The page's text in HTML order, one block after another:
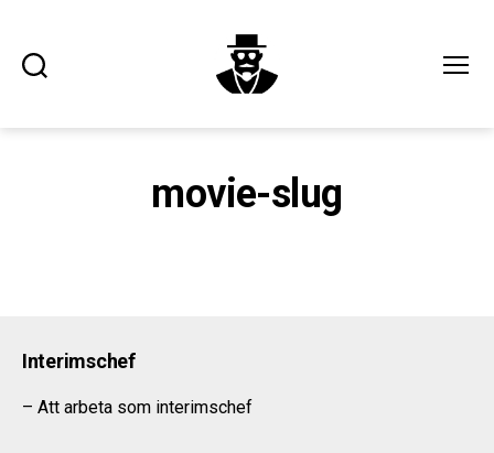
movie-slug
Interimschef
– Att arbeta som interimschef